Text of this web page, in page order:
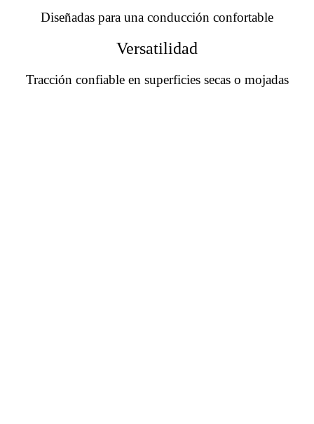
Diseñadas para una conducción confortable
Versatilidad
Tracción confiable en superficies secas o mojadas